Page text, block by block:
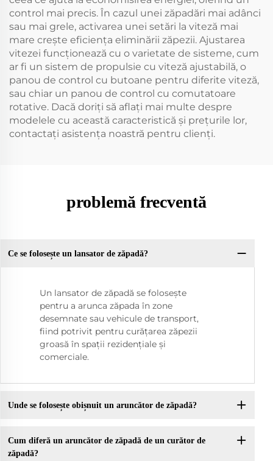
control mai precis. În cazul unei zăpadări mai adânci
sau mai grele, activarea unei setări la viteză mai
mare crește eficiența eliminării zăpezii. Ajustarea
vitezei funcționează cu o varietate de sisteme, cum
ar fi un sistem de propulsie cu viteză ajustabilă, o
panou de control cu butoane pentru diferite viteză,
sau chiar un panou de control cu comutatoare
rotative. Dacă doriți să aflați mai multe despre
modelele cu această caracteristică și prețurile lor,
contactați asistența noastră pentru clienți.
problemă frecventă
Ce se folosește un lansator de zăpadă?
Un lansator de zăpadă se folosește
pentru a arunca zăpada în zone
desemnate sau vehicule de transport,
fiind potrivit pentru curățarea zăpezii
groasă în spații rezidențiale și
comerciale.
Unde se folosește obișnuit un aruncător de zăpadă?
Cum diferă un aruncător de zăpadă de un curător de
zăpadă?